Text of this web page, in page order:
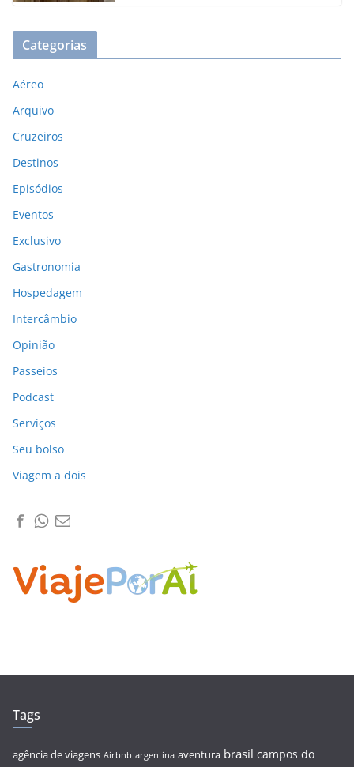
Categorias
Aéreo
Arquivo
Cruzeiros
Destinos
Episódios
Eventos
Exclusivo
Gastronomia
Hospedagem
Intercâmbio
Opinião
Passeios
Podcast
Serviços
Seu bolso
Viagem a dois
Tags
agência de viagens Airbnb argentina aventura brasil campos do